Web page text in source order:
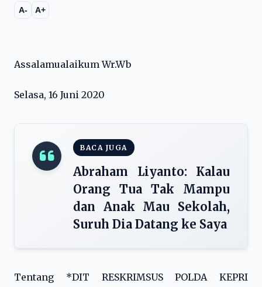
A- A+
Assalamualaikum Wr.Wb
Selasa, 16 Juni 2020
BACA JUGA
Abraham Liyanto: Kalau
Orang Tua Tak Mampu
dan Anak Mau Sekolah,
Suruh Dia Datang ke Saya
Tentang *DIT RESKRIMSUS POLDA KEPRI